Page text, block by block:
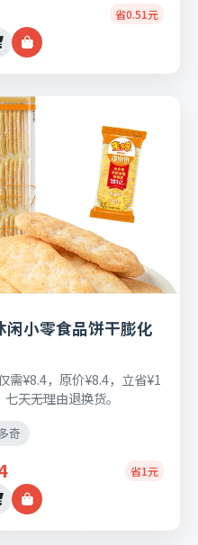
省0.51元
小零食品饼干膨化
需¥8.4，原价¥8.4，立省¥1
天无理由退换货。
奇
省1元